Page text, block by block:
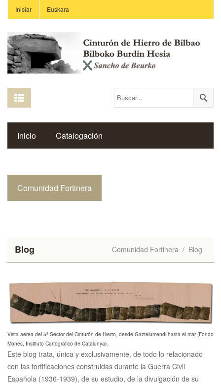
Iniciar Euskara
Inicio Catalogación
Comunidad Fortinera
Blog Comunidad Fortinera / Blog
Vista aérea del 5º Sector del Cinturón de Hierro, desde Gaztelumendi hasta el mar (Fondo
Monés, Instituto Cartográfico de Catalunya).
Este blog trata, única y exclusivamente, de todo lo relacionado
con las fortificaciones construidas durante la Guerra Civil
Española (1936-1939), de su estudio, de la divulgación de su